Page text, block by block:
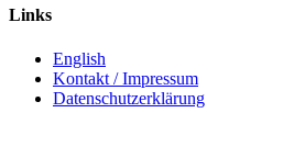
Links
English
Kontakt / Impressum
Datenschutzerklärung